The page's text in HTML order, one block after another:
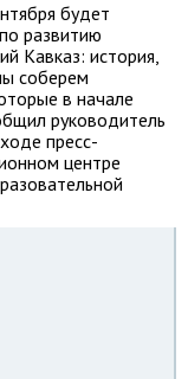
будет
развитию
Кавказ: история,
соберем
в начале
руководитель
пресс-
центре